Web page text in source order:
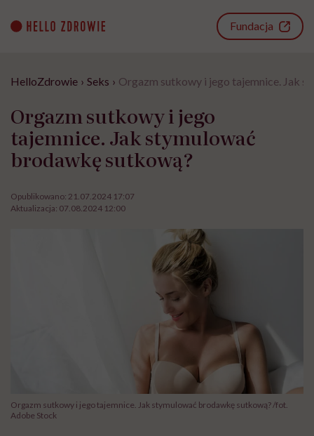
content
Fundacja
HelloZdrowie › Seks › Orgazm sutkowy i jego tajemnice. Jak
Orgazm sutkowy i jego
tajemnice. Jak stymulować
brodawkę sutkową?
Opublikowano: 21.07.2024 17:07
Aktualizacja: 07.08.2024 12:00
Orgazm sutkowy i jego tajemnice. Jak stymulować brodawkę sutkową? /fot.
Adobe Stock